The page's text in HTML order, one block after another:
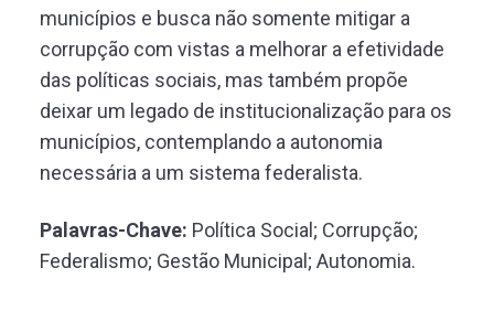
municípios e busca não somente mitigar a
corrupção com vistas a melhorar a efetividade
das políticas sociais, mas também propõe
deixar um legado de institucionalização para os
municípios, contemplando a autonomia
necessária a um sistema federalista.
Palavras-Chave: Política Social; Corrupção;
Federalismo; Gestão Municipal; Autonomia.